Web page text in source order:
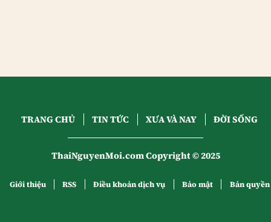
TRANG CHỦ TIN TỨC XƯA VÀ NAY ĐỜI SỐNG
ThaiNguyenMoi.com Copyright © 2025
Giới thiệu RSS Điều khoản dịch vụ Bảo mật Bản quyền